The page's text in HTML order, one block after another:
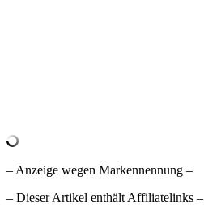
– Anzeige wegen Markennennung –
– Dieser Artikel enthält Affiliatelinks –